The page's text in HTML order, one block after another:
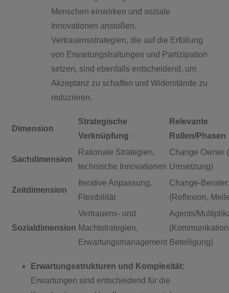
Menschen einwirken und soziale
Innovationen anstoßen.
Vertrauensstrategien, die auf die Erfüllung
von Erwartungshaltungen und Partizipation
setzen, sind ebenfalls entscheidend, um
Akzeptanz zu schaffen und Widerstände zu
reduzieren.
Dimension
Strategische
Verknüpfung
Relevante
Rollen/Phasen
Sachdimension
Rationale Strategien,
technische Innovationen
Change Owner
Umsetzung)
Zeitdimension
Iterative Anpassung,
Flexibilität
Change-
(Reflexion,
Sozialdimension
Vertrauens- und
Machtstrategien,
Erwartungsmanagement
Agents/
Beteiligung)
Erwartungsstrukturen und Komplexität:
Erwartungen sind entscheidend für die